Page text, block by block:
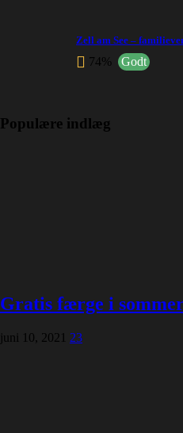
Zell am See –
74% Godt
Populære indlæg
Gratis færge i
juni 10, 2021 23